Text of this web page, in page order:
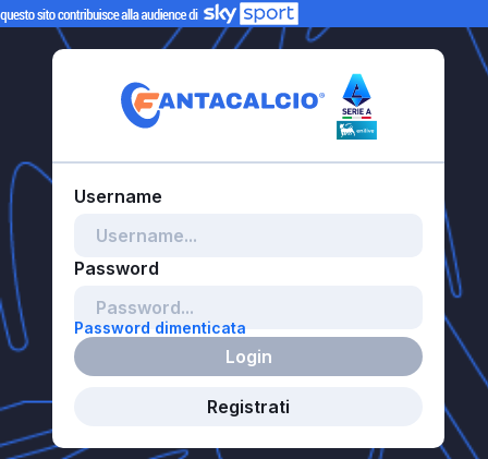
Password dimenticata
Login
Registrati